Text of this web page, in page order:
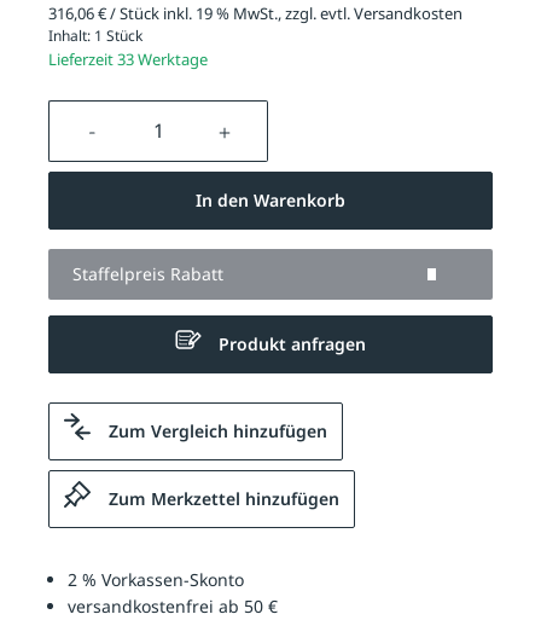
316,06 € / Stück inkl. 19 % MwSt., zzgl. evtl.Versandkosten
Inhalt: 1 Stück
Lieferzeit 33 Werktage
Produkt Anzahl: Gib den
In den Warenkorb
Staffelpreis Rabatt
Produkt anfragen
Zum Vergleich hinzufügen
Zum Merkzettel hinzufügen
2 % Vorkassen-Skonto
versandkostenfrei ab 50 €